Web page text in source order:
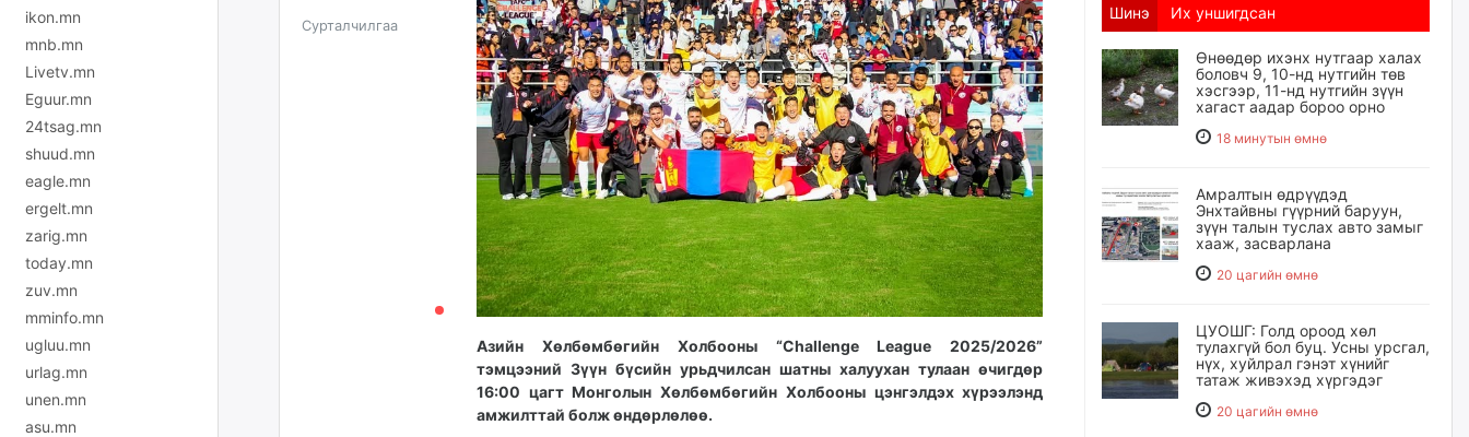
ikon.mn
mnb.mn
Livetv.mn
Eguur.mn
24tsag.mn
shuud.mn
eagle.mn
ergelt.mn
zarig.mn
today.mn
zuv.mn
mminfo.mn
ugluu.mn
urlag.mn
unen.mn
asu.mn
Сурталчилгаа
Азийн Хөлбөмбөгийн Холбооны “Challenge League 2025/2026”
тэмцээний Зүүн бүсийн урьдчилсан шатны халуухан тулаан өчигдөр
16:00 цагт Монголын Хөлбөмбөгийн Холбооны цэнгэлдэх хүрээлэнд
амжилттай болж өндөрлөлөө.
Шинэ Их уншигдсан
Өнөөдөр ихэнх нутгаар халах
боловч 9, 10-нд нутгийн төв
хэсгээр, 11-нд нутгийн зүүн
хагаст аадар бороо орно
18 минутын өмнө
Амралтын өдрүүдэд
Энхтайвны гүүрний баруун,
зүүн талын туслах авто замыг
хааж, засварлана
20 цагийн өмнө
ЦУОШГ: Голд ороод хөл
тулахгүй бол буц. Усны урсгал,
нүх, хуйлрал гэнэт хүнийг
татаж живэхэд хүргэдэг
20 цагийн өмнө